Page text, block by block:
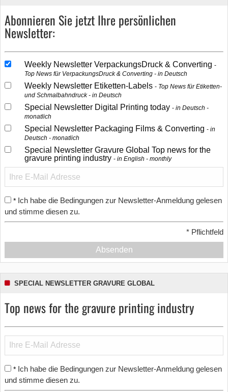
Abonnieren Sie jetzt Ihre persönlichen
Newsletter:
Weekly Newsletter VerpackungsDruck & Converting
Top News für VerpackungsDruck & Converting - in Deutsch
Weekly Newsletter Etiketten-Labels
Top News für Etiketten-
und Schmalbahndruck - in Deutsch
Special Newsletter Digital Printing today
in Deutsch -
monatlich
Special Newsletter Packaging Films & Converting
in
Deutsch - monatlich
Special Newsletter Gravure Global Top news for the
gravure printing industry
in English - monthly
* Ich habe die Bedingungen zur Newsletter-Anmeldung gelesen
und stimme diesen zu.
* Pflichtfeld
Absenden
SPECIAL NEWSLETTER GRAVURE GLOBAL
Top news for the gravure printing industry
* Ich habe die Bedingungen zur Newsletter-Anmeldung gelesen
und stimme diesen zu.